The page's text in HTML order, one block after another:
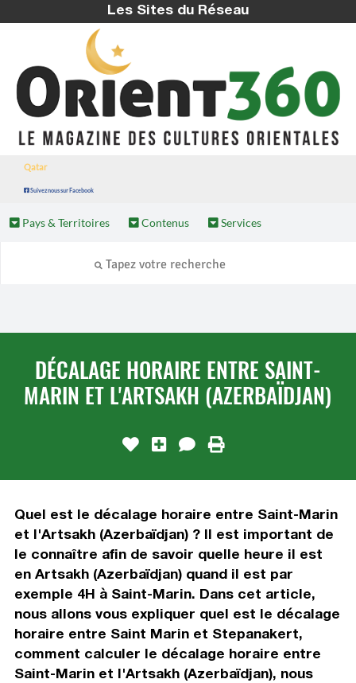
Les Sites du Réseau
Qatar
Suivez nous sur Facebook
Pays & Territoires Contenus Services
DÉCALAGE HORAIRE ENTRE SAINT-
MARIN ET L'ARTSAKH (AZERBAÏDJAN)
Quel est le décalage horaire entre Saint-Marin
et l'Artsakh (Azerbaïdjan) ? Il est important de
le connaître afin de savoir quelle heure il est
en Artsakh (Azerbaïdjan) quand il est par
exemple 4H à Saint-Marin. Dans cet article,
nous allons vous expliquer quel est le décalage
horaire entre Saint Marin et Stepanakert,
comment calculer le décalage horaire entre
Saint-Marin et l'Artsakh (Azerbaïdjan), nous